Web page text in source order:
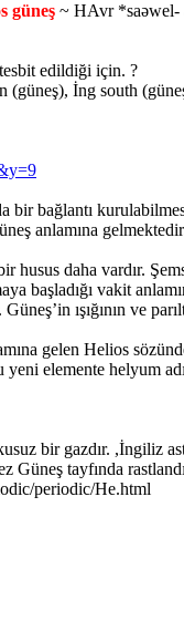
güneş ~ HAvr *saəwel-
tesbit edildiği için. ?
İng south
bir bağlantı
anlamına
husus daha vardır.
başladığı vakit
ışığının ve
gelen Helios
elemente helyum
bir gazdır. ,İngiliz
tayfında
periodic/He.html